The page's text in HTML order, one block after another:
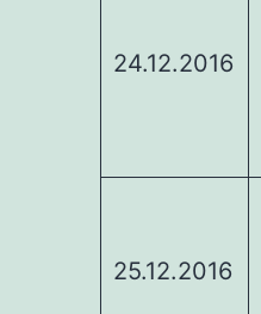
24.12.2016
25.12.2016